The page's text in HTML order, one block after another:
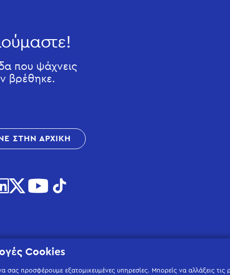
που ψάχνεις
βρέθηκε.
ΣΤΗΝ ΑΡΧΙΚΗ
Cookies
προσφέρουμε εξατομικευμένες υπηρεσίες. Μπορείς να αλλάξεις τις